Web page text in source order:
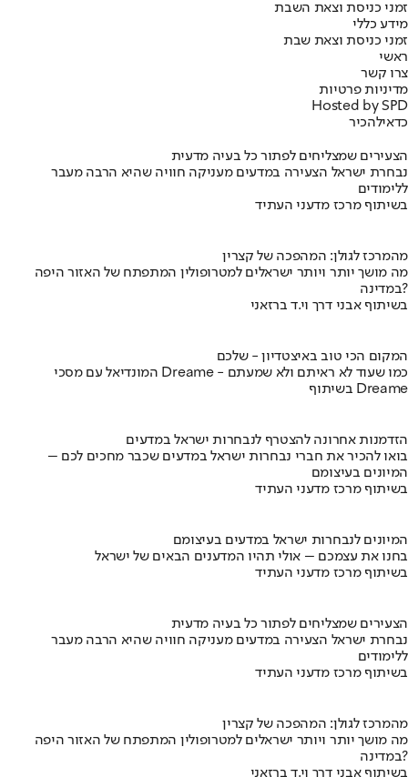
זמני כניסת וצאת השבת
מידע כללי
זמני כניסת וצאת שבת
ראשי
צרו קשר
מדיניות פרטיות
Hosted by SPD
כדאילהכיר
הצעירים שמצליחים לפתור כל בעיה מדעית
נבחרת ישראל הצעירה במדעים מעניקה חוויה שהיא הרבה מעבר
ללימודים
בשיתוף מרכז מדעני העתיד
מהמרכז לגולן: המהפכה של קצרין
מה מושך יותר ויותר ישראלים למטרופולין המתפתח של האזור היפה
במדינה?
בשיתוף אבני דרך וי.ד ברזאני
המקום הכי טוב באיצטדיון - שלכם
המונדיאל עם מסכי Dreame - כמו שעוד לא ראיתם ולא שמעתם
בשיתוף Dreame
הזדמנות אחרונה להצטרף לנבחרות ישראל במדעים
בואו להכיר את חברי נבחרות ישראל במדעים שכבר מחכים לכם –
המיונים בעיצומם
בשיתוף מרכז מדעני העתיד
המיונים לנבחרות ישראל במדעים בעיצומם
בחנו את עצמכם – אולי תהיו המדענים הבאים של ישראל
בשיתוף מרכז מדעני העתיד
הצעירים שמצליחים לפתור כל בעיה מדעית
נבחרת ישראל הצעירה במדעים מעניקה חוויה שהיא הרבה מעבר
ללימודים
בשיתוף מרכז מדעני העתיד
מהמרכז לגולן: המהפכה של קצרין
מה מושך יותר ויותר ישראלים למטרופולין המתפתח של האזור היפה
במדינה?
בשיתוף אבני דרך וי.ד ברזאני